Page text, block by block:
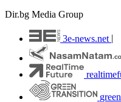
Dir.bg Media Group
3e-news.net